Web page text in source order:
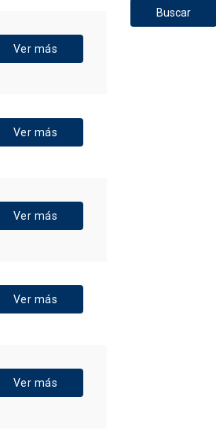
Ver más
Ver más
Ver más
Ver más
Ver más
Buscar